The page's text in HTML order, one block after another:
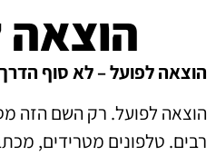
הוצאה
הוצאה לפועל – לא סוף
הוצאה לפועל. רק השם הזה
רבים. טלפונים מטרידים,